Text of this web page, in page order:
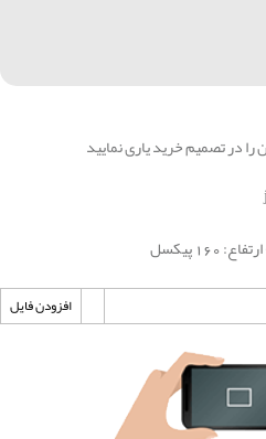
در تصمیم خرید یاری نمایید
افزودن فایل